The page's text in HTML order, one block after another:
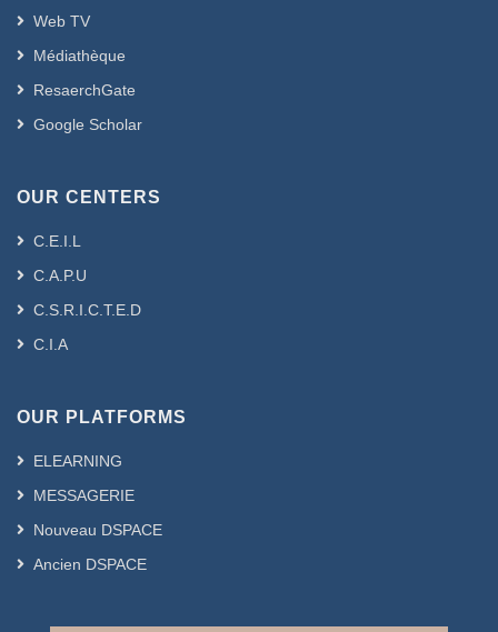
Web TV
Médiathèque
ResaerchGate
Google Scholar
OUR CENTERS
C.E.I.L
C.A.P.U
C.S.R.I.C.T.E.D
C.I.A
OUR PLATFORMS
ELEARNING
MESSAGERIE
Nouveau DSPACE
Ancien DSPACE